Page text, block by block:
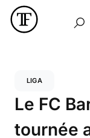
LIGA
Le FC
tournée